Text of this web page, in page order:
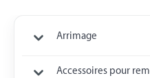
Arrimage
Accessoires pour